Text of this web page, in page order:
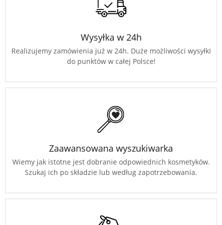
Wysyłka w 24h
Realizujemy zamówienia już w 24h. Duże możliwości wysyłki
do punktów w całej Polsce!
Zaawansowana wyszukiwarka
Wiemy jak istotne jest dobranie odpowiednich kosmetyków.
Szukaj ich po składzie lub według zapotrzebowania.